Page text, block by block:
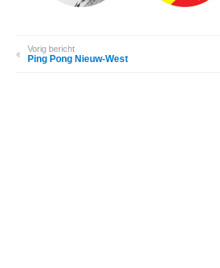
Vorig bericht
Ping Pong Nieuw-West